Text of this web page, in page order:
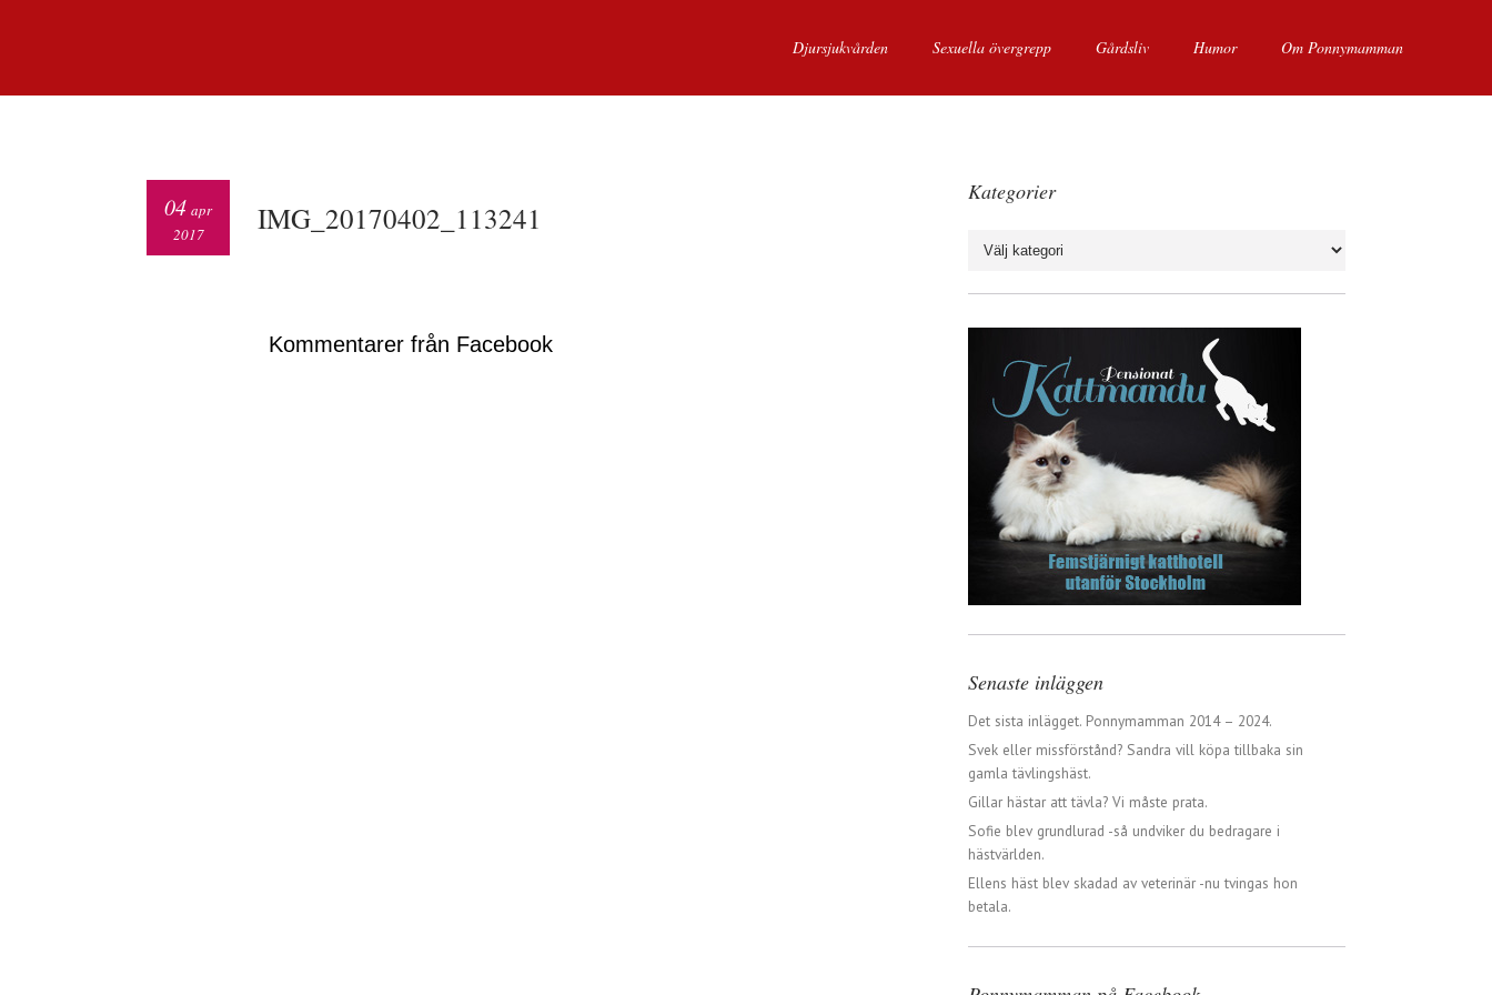
Djursjukvården Sexuella övergrepp Gårdsliv Humor Om Ponnymamman
IMG_20170402_113241
04 apr
2017
Kommentarer från Facebook
Kategorier
Senaste inläggen
Det sista inlägget. Ponnymamman 2014 – 2024.
Svek eller missförstånd? Sandra vill köpa tillbaka sin
gamla tävlingshäst.
Gillar hästar att tävla? Vi måste prata.
Sofie blev grundlurad -så undviker du bedragare i
hästvärlden.
Ellens häst blev skadad av veterinär -nu tvingas hon
betala.